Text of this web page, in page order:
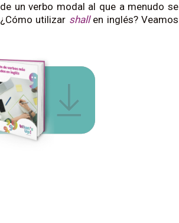
un verbo modal al que a menudo se
utilizar shall en inglés? Veamos